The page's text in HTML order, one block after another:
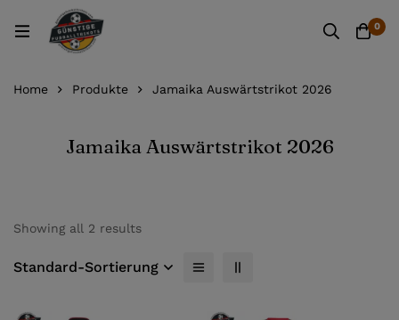
0
Home Produkte Jamaika Auswärtstrikot 2026
Jamaika Auswärtstrikot 2026
Showing all 2 results
Standard-Sortierung